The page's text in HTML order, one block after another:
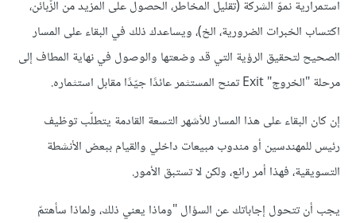
استمرارية نموّ الشركة (تقليل المخاطر، الحصول على المزيد من الزّبائن،
اكتساب الخبرات الضرورية، الخ)، ويساعدك ذلك في البقاء على المسار
الصحيح لتحقيق الرؤية التي قد وضعتها والوصول في نهاية المطاف إلى
مرحلة "الخروج" Exit تمنح المستثمر عائدًا جيّدًا مقابل استثماره.
إن كان البقاء على هذا المسار للأشهر التسعة القادمة يتطلّب توظيف
رئيس للمهندسين أو مندوب مبيعات داخلي والقيام ببعض اﻷنشطة
التسويقية، فهذا أمر رائع، ولكن لا تستبق الأمور.
يجب أن تتحول إجاباتك عن السؤال "وماذا يعني ذلك، ولماذا سأهتمّ